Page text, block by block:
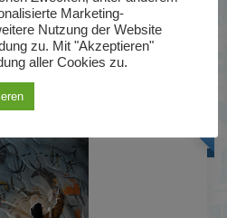
Marketing-
Nutzung der Website
zu. Mit "Akzeptieren"
aller Cookies zu.